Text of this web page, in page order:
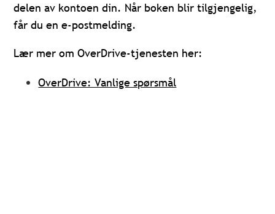
delen av kontoen din. Når boken blir tilgjengelig,
får du en e-postmelding.
Lær mer om OverDrive-tjenesten her:
OverDrive: Vanlige spørsmål